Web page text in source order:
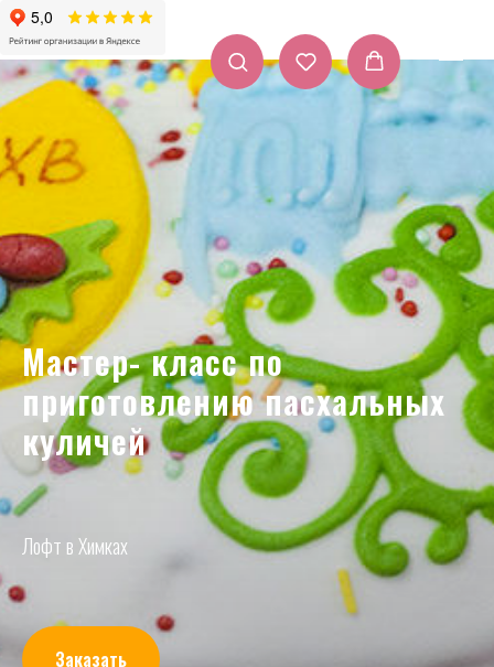
Мастер- класс по
приготовлению пасхальных
куличей
Лофт в Химках
Заказать